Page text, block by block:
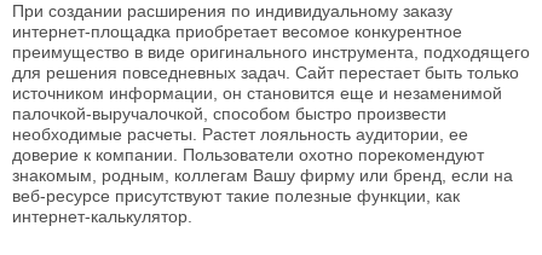
При создании расширения по индивидуальному заказу
интернет-площадка приобретает весомое конкурентное
преимущество в виде оригинального инструмента, подходящего
для решения повседневных задач. Сайт перестает быть только
источником информации, он становится еще и незаменимой
палочкой-выручалочкой, способом быстро произвести
необходимые расчеты. Растет лояльность аудитории, ее
доверие к компании. Пользователи охотно порекомендуют
знакомым, родным, коллегам Вашу фирму или бренд, если на
веб-ресурсе присутствуют такие полезные функции, как
интернет-калькулятор.